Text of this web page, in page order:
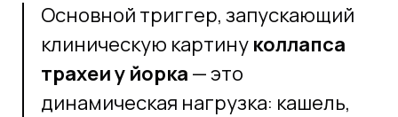
Основной триггер, запускающий
клиническую картину коллапса
трахеи у йорка — это
динамическая нагрузка: кашель,